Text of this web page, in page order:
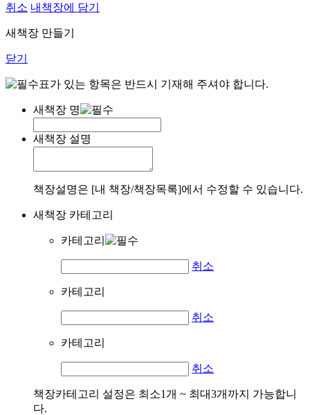
취소 내책장에 담기
새책장 만들기
닫기
표가 있는 항목은 반드시 기재해 주셔야 합니다.
새책장 명
새책장 설명
책장설명은 [내 책장/책장목록]에서 수정할 수 있습니다.
새책장 카테고리
카테고리
취소
카테고리
취소
카테고리
취소
책장카테고리 설정은 최소1개 ~ 최대3개까지 가능합니
다.